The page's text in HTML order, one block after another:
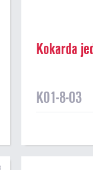
Kokarda
K01-8-03